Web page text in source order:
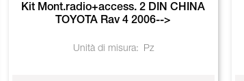
Kit Mont.radio+access. 2 DIN CHINA
TOYOTA Rav 4 2006-->
Unità di misura: Pz